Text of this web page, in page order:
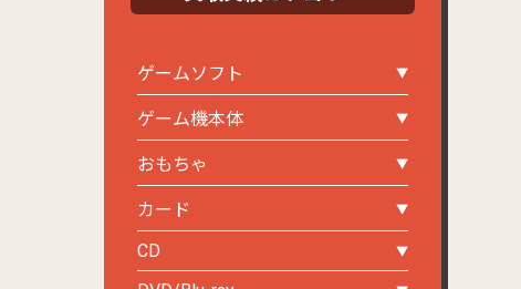
ゲームソフト
ゲーム機本体
おもちゃ
カード
CD